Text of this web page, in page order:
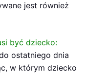
jest również
być dziecko:
ostatniego dnia
w którym dziecko